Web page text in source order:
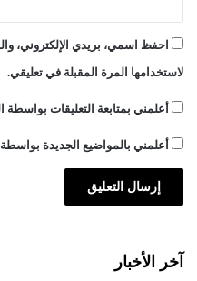
احفظ اسمي، بريدي الإلكتروني،
لاستخدامها المرة المقبلة في تعليقي.
أعلمني بمتابعة التعليقات بواسطة
أعلمني بالمواضيع الجديدة بواسطة
آخر الأخبار